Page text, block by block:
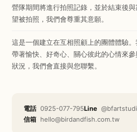
營隊期間將進行拍照記錄，並於結束後
望被拍照，我們會尊重其意願。
這是一個建立在互相照顧上的團體體驗
帶著愉快、好奇心、關心彼此的心情來
狀況，我們會直接與您聯繫。
電話 0925-077-795Line
信箱 hello@birdandfish.com.tw